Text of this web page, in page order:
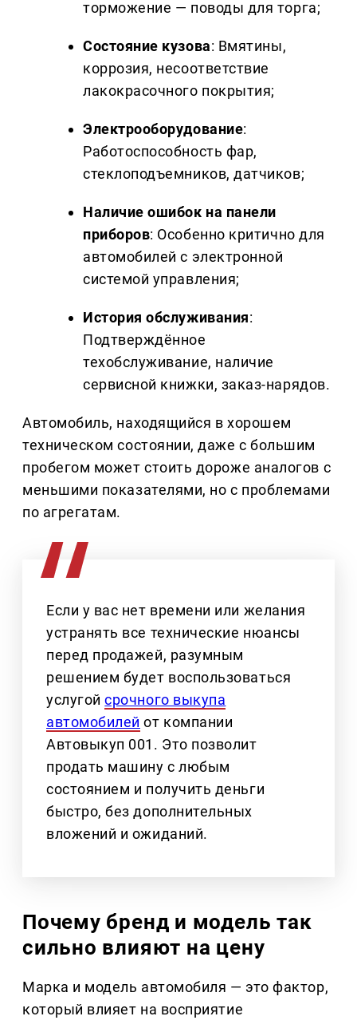
торможение — поводы для торга;
Состояние кузова: Вмятины,
коррозия, несоответствие
лакокрасочного покрытия;
Электрооборудование:
Работоспособность фар,
стеклоподъемников, датчиков;
Наличие ошибок на панели
приборов: Особенно критично для
автомобилей с электронной
системой управления;
История обслуживания:
Подтверждённое
техобслуживание, наличие
сервисной книжки, заказ-нарядов.
Автомобиль, находящийся в хорошем
техническом состоянии, даже с большим
пробегом может стоить дороже аналогов с
меньшими показателями, но с проблемами
по агрегатам.
Если у вас нет времени или желания
устранять все технические нюансы
перед продажей, разумным
решением будет воспользоваться
услугойсрочного выкупа
автомобилей от компании
Автовыкуп 001. Это позволит
продать машину с любым
состоянием и получить деньги
быстро, без дополнительных
вложений и ожиданий.
Почему бренд и модель так
сильно влияют на цену
Марка и модель автомобиля — это фактор,
который влияет на восприятие